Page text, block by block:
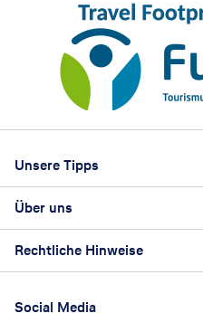
Unsere Tipps
Beste Reisezeit
Über uns
Karriere
Reisebüro Franchise-Partner werden
Rechtliche Hinweise
AGB
Social Media